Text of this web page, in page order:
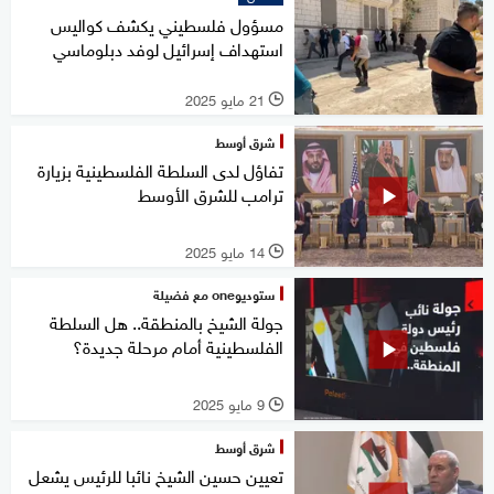
مسؤول فلسطيني يكشف كواليس
استهداف إسرائيل لوفد دبلوماسي
l 21 مايو 2025
شرق أوسط
تفاؤل لدى السلطة الفلسطينية بزيارة
ترامب للشرق الأوسط
l 14 مايو 2025
ستوديوone مع فضيلة
جولة الشيخ بالمنطقة.. هل السلطة
الفلسطينية أمام مرحلة جديدة؟
l 9 مايو 2025
شرق أوسط
تعيين حسين الشيخ نائبا للرئيس يشعل